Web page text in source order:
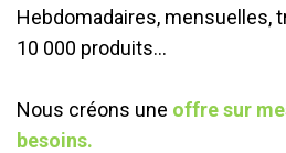
Hebdomadaires, mensuelles,
10 000 produits…
Nous créons une offre sur
besoins.